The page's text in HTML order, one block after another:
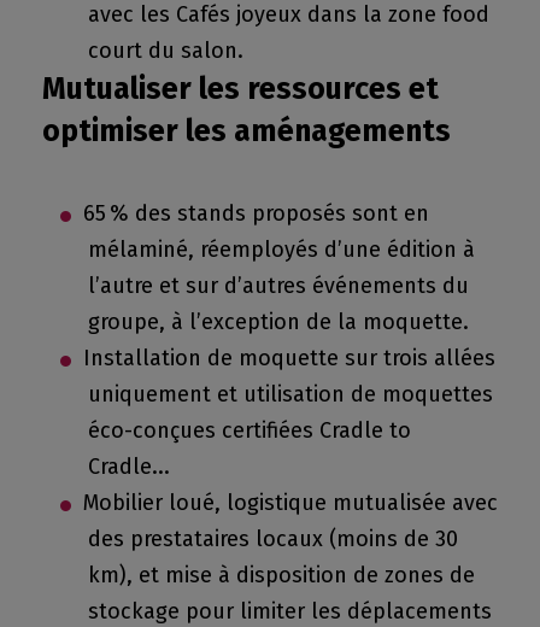
avec les Cafés joyeux dans la zone food
court du salon.
Mutualiser les ressources et
optimiser les aménagements
65 % des stands proposés sont en
mélaminé, réemployés d’une édition à
l’autre et sur d’autres événements du
groupe, à l’exception de la moquette.
Installation de moquette sur trois allées
uniquement et utilisation de moquettes
éco-conçues certifiées Cradle to
Cradle...
Mobilier loué, logistique mutualisée avec
des prestataires locaux (moins de 30
km), et mise à disposition de zones de
stockage pour limiter les déplacements